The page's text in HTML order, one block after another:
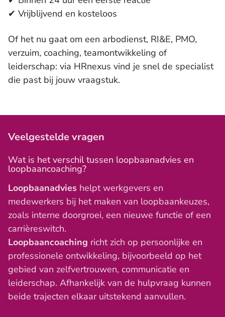
✔ Vrijblijvend en kosteloos
Of het nu gaat om een arbodienst, RI&E, PMO,
verzuim, coaching, teamontwikkeling of
leiderschap: via HRnexus vind je snel de specialist
die past bij jouw vraagstuk.
Veelgestelde vragen
Wat is het verschil tussen loopbaanadvies en
loopbaancoaching?
Loopbaanadvies helpt werkgevers en
medewerkers bij het maken van loopbaankeuzes,
zoals interne doorgroei, een nieuwe functie of een
carrièreswitch.
Loopbaancoaching richt zich op persoonlijke en
professionele ontwikkeling, bijvoorbeeld op het
gebied van zelfvertrouwen, communicatie en
leiderschap. Afhankelijk van de hulpvraag kunnen
beide trajecten elkaar uitstekend aanvullen.